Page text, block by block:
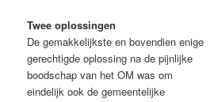
Twee oplossingen
De gemakkelijkste en bovendien enige
gerechtigde oplossing na de pijnlijke
boodschap van het OM was om
eindelijk ook de gemeentelijke